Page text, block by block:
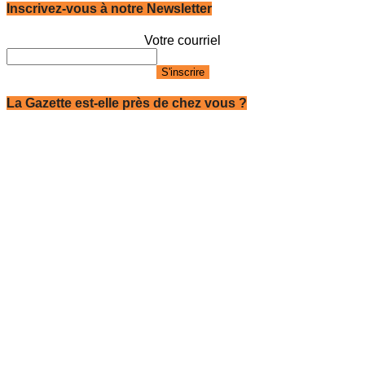
Inscrivez-vous à notre Newsletter
Votre courriel
La Gazette est-elle près de chez vous ?